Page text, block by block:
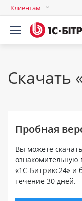
Клиентам
Скачать
Пробная
Вы можете
ознакомительную
«1C-Битрикс24» и
течение 30 дней.